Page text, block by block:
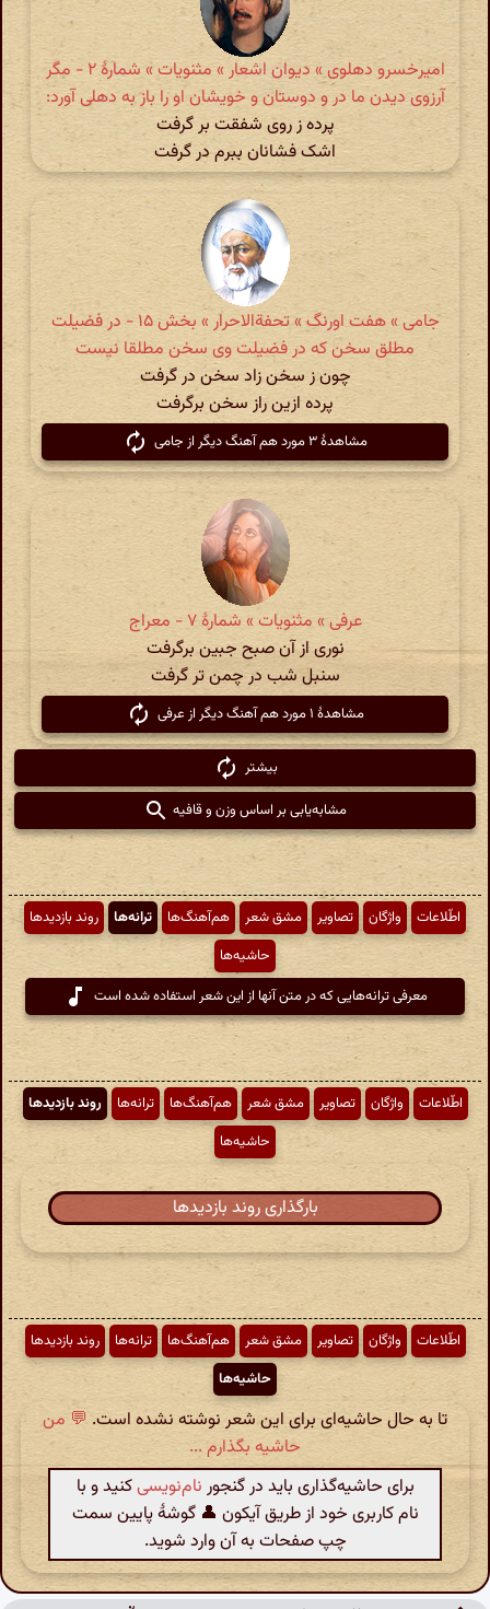
امیرخسرو دهلوی » دیوان اشعار » مثنویات » شمارهٔ ۲ - مگر
آرزوی دیدن ما در و دوستان و خویشان او را باز به دهلی آورد:
پرده ز روی شفقت بر گرفت
اشک فشانان ببرم در گرفت
جامی » هفت اورنگ » تحفة‌الاحرار » بخش ۱۵ - در فضیلت
مطلق سخن که در فضیلت وی سخن مطلقا نیست
چون ز سخن زاد سخن در گرفت
پرده ازین راز سخن برگرفت
مشاهدهٔ ۳ مورد هم آهنگ دیگر از جامی
عرفی » مثنویات » شمارهٔ ۷ - معراج
نوری از آن صبح جبین برگرفت
سنبل شب در چمن تر گرفت
مشاهدهٔ ۱ مورد هم آهنگ دیگر از عرفی
بیشتر
مشابه‌یابی بر اساس وزن و قافیه
اطّلاعات واژگان تصاویر مشق شعر هم‌آهنگ‌ها ترانه‌ها
روند بازدیدها
حاشیه‌ها
معرفی ترانه‌هایی که در متن آنها از این شعر استفاده شده است
اطّلاعات واژگان تصاویر مشق شعر هم‌آهنگ‌ها ترانه‌ها
روند بازدیدها
حاشیه‌ها
بارگذاری روند بازدیدها
اطّلاعات واژگان تصاویر مشق شعر هم‌آهنگ‌ها ترانه‌ها
روند بازدیدها
حاشیه‌ها
تا به حال حاشیه‌ای برای این شعر نوشته نشده است. 💬 من
حاشیه بگذارم ...
برای حاشیه‌گذاری باید در گنجور نام‌نویسیکنید و با
نام کاربری خود از طریق آیکون 👤 گوشهٔ پایین سمت
چپ صفحات به آن وارد شوید.